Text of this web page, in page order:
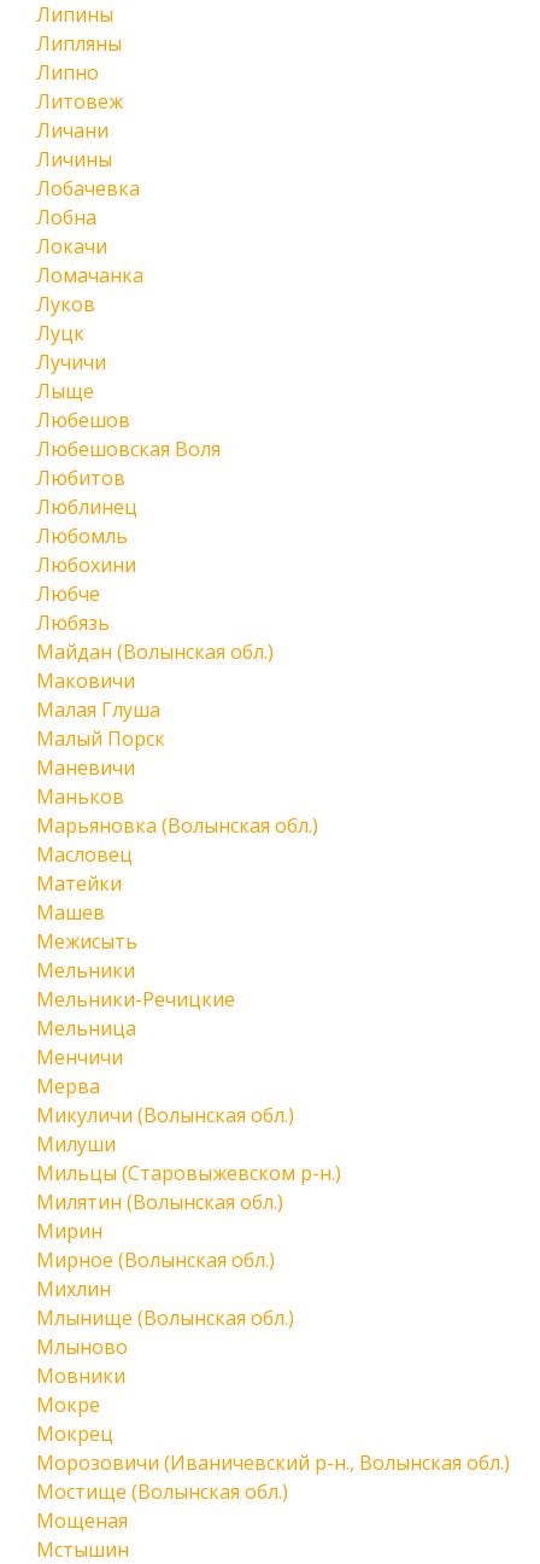
Липины
Липляны
Липно
Литовеж
Личани
Личины
Лобачевка
Лобна
Локачи
Ломачанка
Луков
Луцк
Лучичи
Лыще
Любешов
Любешовская Воля
Любитов
Люблинец
Любомль
Любохини
Любче
Любязь
Майдан (Волынская обл.)
Маковичи
Малая Глуша
Малый Порск
Маневичи
Маньков
Марьяновка (Волынская обл.)
Масловец
Матейки
Машев
Межисыть
Мельники
Мельники-Речицкие
Мельница
Менчичи
Мерва
Микуличи (Волынская обл.)
Милуши
Мильцы (Старовыжевском р-н.)
Милятин (Волынская обл.)
Мирин
Мирное (Волынская обл.)
Михлин
Млынище (Волынская обл.)
Млыново
Мовники
Мокре
Мокрец
Морозовичи (Иваничевский р-н., Волынская обл.)
Мостище (Волынская обл.)
Мощеная
Мстышин